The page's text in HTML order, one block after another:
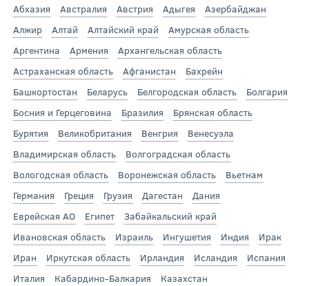
Абхазия Австралия Австрия Адыгея
Азербайджан
Алжир
Алтай Алтайский край
Амурская область
Аргентина
Армения
Архангельская область
Астраханская область
Афганистан
Бахрейн
Башкортостан
Беларусь Белгородская область
Болгария
Босния и Герцеговина
Бразилия
Брянская область
Бурятия
Великобритания Венгрия
Венесуэла
Владимирская область
Волгоградская область
Вологодская область
Воронежская область
Вьетнам
Германия
Греция Грузия Дагестан
Дания
Еврейская АО
Египет
Забайкальский край
Ивановская область
Израиль Ингушетия Индия
Ирак
Иран
Иркутская область Ирландия Исландия
Испания
Италия
Кабардино-Балкария
Казахстан